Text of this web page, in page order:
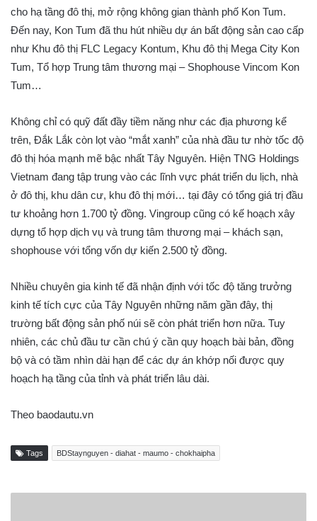
cho hạ tầng đô thị, mở rộng không gian thành phố Kon Tum.
Đến nay, Kon Tum đã thu hút nhiều dự án bất động sản cao cấp
như Khu đô thị FLC Legacy Kontum, Khu đô thị Mega City Kon
Tum, Tổ hợp Trung tâm thương mại – Shophouse Vincom Kon
Tum…
Không chỉ có quỹ đất đầy tiềm năng như các địa phương kể
trên, Đắk Lắk còn lọt vào “mắt xanh” của nhà đầu tư nhờ tốc độ
đô thị hóa mạnh mẽ bậc nhất Tây Nguyên. Hiện TNG Holdings
Vietnam đang tập trung vào các lĩnh vực phát triển du lịch, nhà
ở đô thị, khu dân cư, khu đô thị mới… tại đây có tổng giá trị đầu
tư khoảng hơn 1.700 tỷ đồng. Vingroup cũng có kế hoạch xây
dựng tổ hợp dịch vụ và trung tâm thương mại – khách sạn,
shophouse với tổng vốn dự kiến 2.500 tỷ đồng.
Nhiều chuyên gia kinh tế đã nhận định với tốc độ tăng trưởng
kinh tế tích cực của Tây Nguyên những năm gần đây, thị
trường bất động sản phố núi sẽ còn phát triển hơn nữa. Tuy
nhiên, các chủ đầu tư cần chú ý cần quy hoạch bài bản, đồng
bộ và có tầm nhìn dài hạn để các dự án khớp nối được quy
hoạch hạ tầng của tỉnh và phát triển lâu dài.
Theo baodautu.vn
Tags BDStaynguyen - diahat - maumo - chokhaipha